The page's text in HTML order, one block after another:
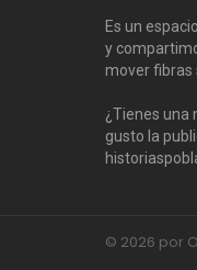
Es un
y
mover fibras
¿Tienes una
gusto la
© 2026 por